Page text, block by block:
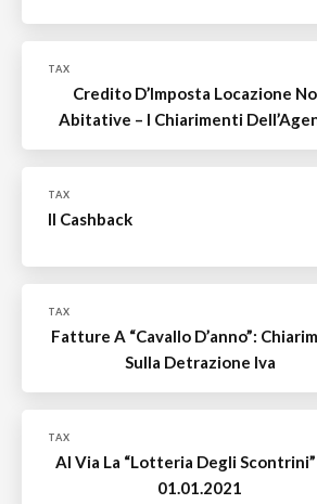
TAX
Credito D’Imposta Locazione
Abitative – I Chiarimenti
TAX
Il Cashback
TAX
Fatture A “cavallo D’anno”:
Sulla Detrazione Iva
TAX
Al Via La “Lotteria Degli Scontrini”
01.01.2021